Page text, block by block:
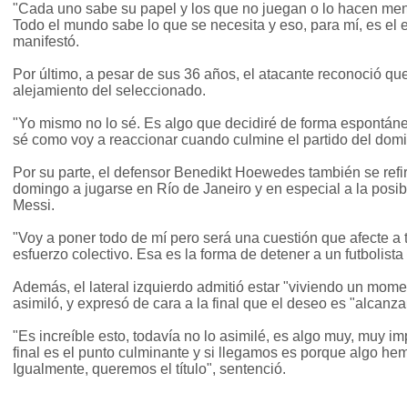
"Cada uno sabe su papel y los que no juegan o lo hacen
Todo el mundo sabe lo que se necesita y eso, para mí, es el
manifestó.
Por último, a pesar de sus 36 años, el atacante reconoció
alejamiento del seleccionado.
"Yo mismo no lo sé. Es algo que decidiré de forma
sé como voy a reaccionar cuando culmine el partido del
Por su parte, el defensor Benedikt Hoewedes también se
domingo a jugarse en Río de Janeiro y en especial a la
Messi.
"Voy a poner todo de mí pero será una cuestión que afecte a
esfuerzo colectivo. Esa es la forma de detener a un
Además, el lateral izquierdo admitió estar "viviendo un
asimiló, y expresó de cara a la final que el deseo es
"Es increíble esto, todavía no lo asimilé, es algo muy, muy
final es el punto culminante y si llegamos es porque algo
Igualmente, queremos el título", sentenció.